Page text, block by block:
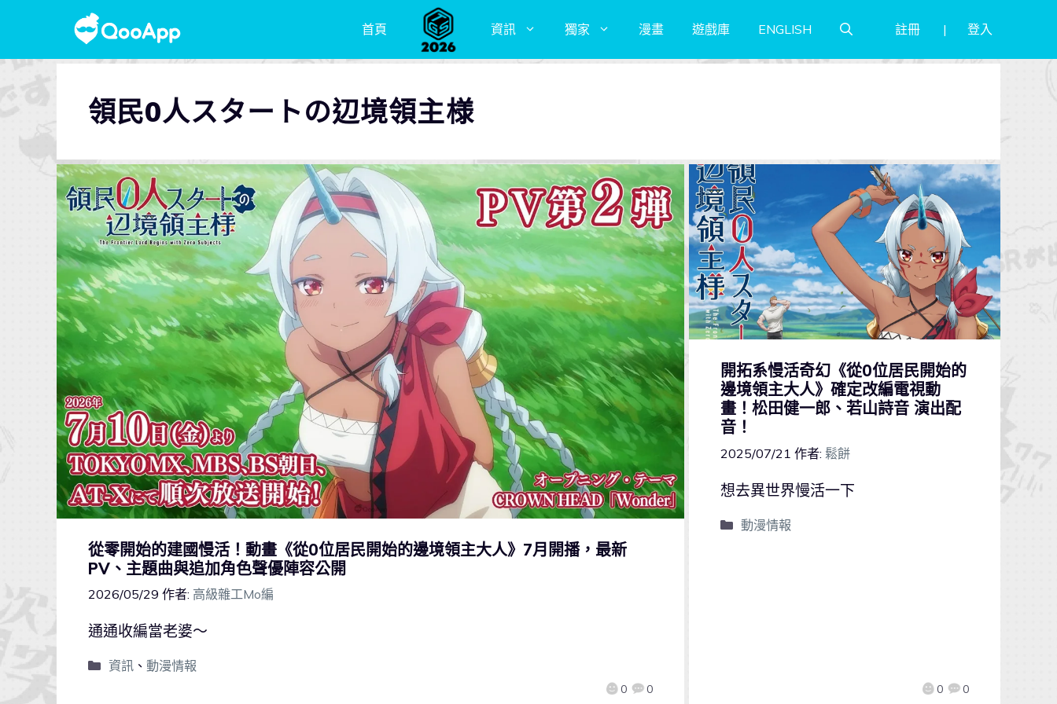
首頁 資訊 獨家 漫畫 遊戲庫 ENGLISH 註冊 登入
領民0人スタートの辺境領主様
從零開始的建國慢活！動畫《從0位居民開始的邊境領主大人》7月開播，最新
PV、主題曲與追加角色聲優陣容公開
2026/05/29 作者: 高級雜工Mo編
0 0
通通收編當老婆～
資訊、 動漫情報
開拓系慢活奇幻《從0位居民開始的
邊境領主大人》確定改編電視動
畫！松田健⼀郎、若山詩音 演出配
音！
2025/07/21 作者: 鬆餅
0 0
想去異世界慢活一下
動漫情報